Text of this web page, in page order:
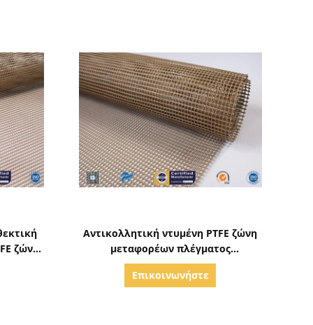
ζώνη
Αντικολλητική ντυμένη PTFE ζώνη
μεταφορέων πλέγματος
φίμπεργκλας ανοικτή για την
ξήρανση τροφίμων
Επικοινωνήστε